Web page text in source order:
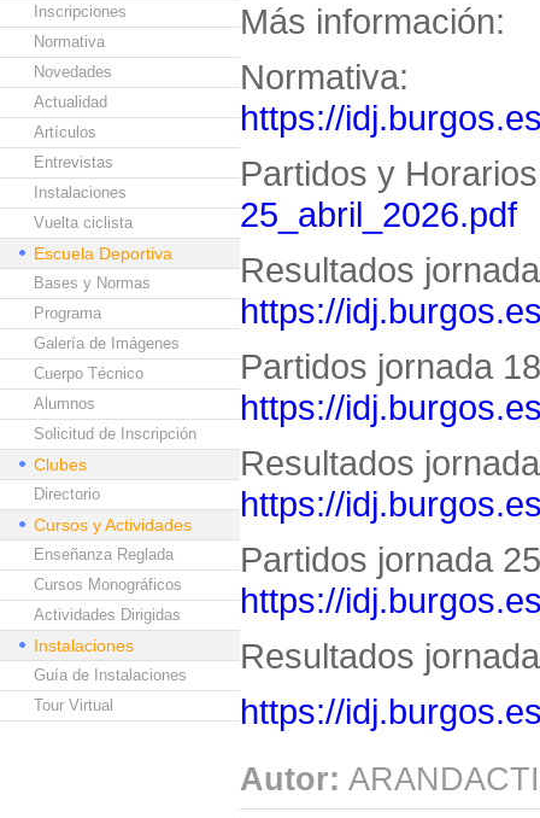
Inscripciones
Normativa
Novedades
Actualidad
Artículos
Entrevistas
Instalaciones
Vuelta ciclista
Escuela Deportiva
Bases y Normas
Programa
Galería de Imágenes
Cuerpo Técnico
Alumnos
Solicitud de Inscripción
Clubes
Directorio
Cursos y Actividades
Enseñanza Reglada
Cursos Monográficos
Actividades Dirigidas
Instalaciones
Guía de Instalaciones
Tour Virtual
Más información:
Normativa:
https://
Partidos y
25_abril_2026.pdf
Resultados
https://
Partidos jornada
https://
Resultados
https://
Partidos jornada
https://
Resultados
https://
Autor: